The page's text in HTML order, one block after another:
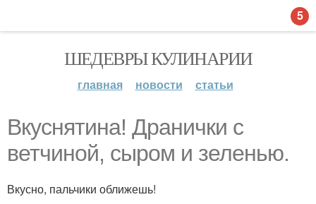
ШЕДЕВРЫ КУЛИНАРИИ
главная новости статьи
Вкуснятина! Дранички с
ветчиной, сыром и зеленью.
Вкусно, пальчики оближешь!
5